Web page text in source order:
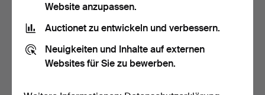
(4 St.) Kompositio…
1979). Motiv aus Marokk…
2 Tage
Website anzupassen.
Auctionet zu entwickeln und verbessern.
Neuigkeiten und Inhalte auf externen
Websites für Sie zu bewerben.